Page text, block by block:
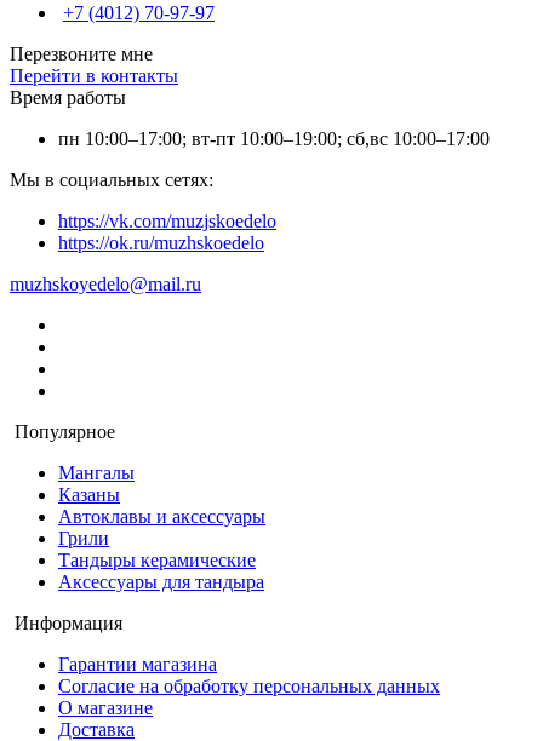
+7 (4012) 70-97-97
Перезвоните мне
Перейти в контакты
Время работы
пн 10:00–17:00; вт-пт 10:00–19:00; сб,вс 10:00–17:00
Мы в социальных сетях:
https://vk.com/muzjskoedelo
https://ok.ru/muzhskoedelo
muzhskoyedelo@mail.ru
Популярное
Мангалы
Казаны
Автоклавы и аксессуары
Грили
Тандыры керамические
Аксессуары для тандыра
Информация
Гарантии магазина
Согласие на обработку персональных данных
О магазине
Доставка